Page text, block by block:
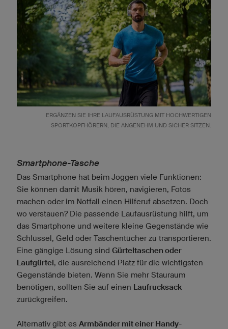
ERGÄNZEN SIE IHRE LAUFAUSRÜSTUNG MIT HOCHWERTIGEN
SPORTKOPFHÖRERN, DIE ANGENEHM UND SICHER SITZEN.
Smartphone-Tasche
Das Smartphone hat beim Joggen viele Funktionen:
Sie können damit Musik hören, navigieren, Fotos
machen oder im Notfall einen Hilferuf absetzen. Doch
wo verstauen? Die passende Laufausrüstung hilft, um
das Smartphone und weitere kleine Gegenstände wie
Schlüssel, Geld oder Taschentücher zu transportieren.
Eine gängige Lösung sind Gürteltaschen oder
Laufgürtel, die ausreichend Platz für die wichtigsten
Gegenstände bieten. Wenn Sie mehr Stauraum
benötigen, sollten Sie auf einen Laufrucksack
zurückgreifen.
Alternativ gibt es Armbänder mit einer Handy-